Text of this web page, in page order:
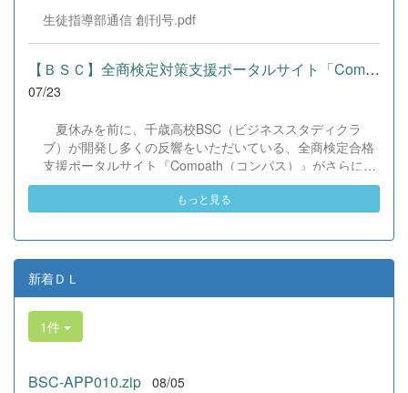
葉や国境を超えて笑顔で交流を深めました。 主催者の方か
らは、「国籍や年齢を問わず笑顔で寄り添い、自分で考え
て動く姿が素晴らしい。異文化理解のマインドが自然と身
についている」と、賞賛の声をいただきました！ 教室の中
だけでなく、地域や世界という広いフィールドで本領を発
姿に、誇らしさでいっぱいです。 教養科生、どんどん外へ
飛び出そう！ その温かい心と行動力を磨き、世界を笑顔に
する魅力的な人材へ成長していく皆さんを応援していま
す！
生徒指導部通信 創刊号.pdf
【ＢＳＣ】全商検定対策支援ポータルサイト「Compath（コンパス）...
07/23
夏休みを前に、千歳高校BSC（ビジネススタディクラ
ブ）が開発し多くの反響をいただいている、全商検定合格
支援ポータルサイト『Compath（コンパス）』がさらにバ
ージョンアップいたしました。 今回もユーザーの皆様か
らいただいたアンケートのご意見をもとに、BSC部員のプ
の実装までを行いました。今回のアップデートでは、ビジ
ネス計算・簿記・ビジネス文書・情報処理・商業経済・財
務分析・ビジネスコミュニケーションなど各ジャンルに及
具体的には、各検定問題数の大幅増加をはじめ、英語翻訳
機能の追加、フォント拡大など視認性の改善、SEO対策
（タグの最適化）によるサイト動作の快適化を実施しまし
も生徒たちの技術と発想力でより学びやすいサイトへと進
もっと見る
新着ＤＬ
1件
BSC-APP010.zip 08/05